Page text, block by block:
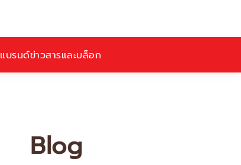
แบรนด์ข่าวสารและบล็อก
Blog